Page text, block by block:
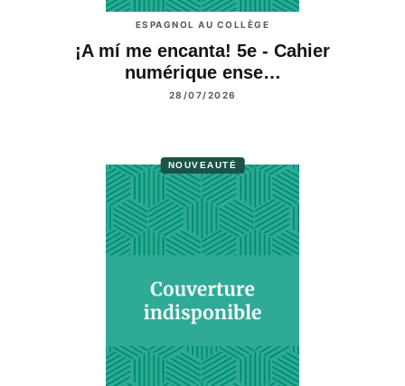
ESPAGNOL AU COLLÈGE
¡A mí me encanta! 5e - Cahier
numérique ense…
28/07/2026
NOUVEAUTÉ